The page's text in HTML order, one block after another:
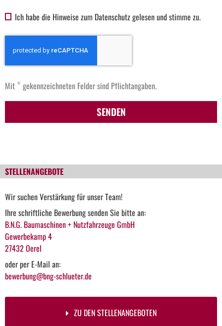
Ich habe die Hinweise zum Datenschutz gelesen und stimme zu.
Mit * gekennzeichneten Felder sind Pflichtangaben.
SENDEN
STELLENANGEBOTE
Wir suchen Verstärkung für unser Team!
Ihre schriftliche Bewerbung senden Sie bitte an:
B.N.G. Baumaschinen + Nutzfahrzeuge GmbH
Gewerbekamp 4
27432 Oerel
oder per E-Mail an:
bewerbung@bng-schlueter.de
ZU DEN STELLENANGEBOTEN